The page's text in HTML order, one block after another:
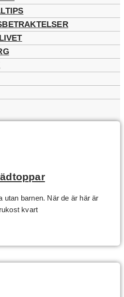
utan barnen. När de är här är
kvart